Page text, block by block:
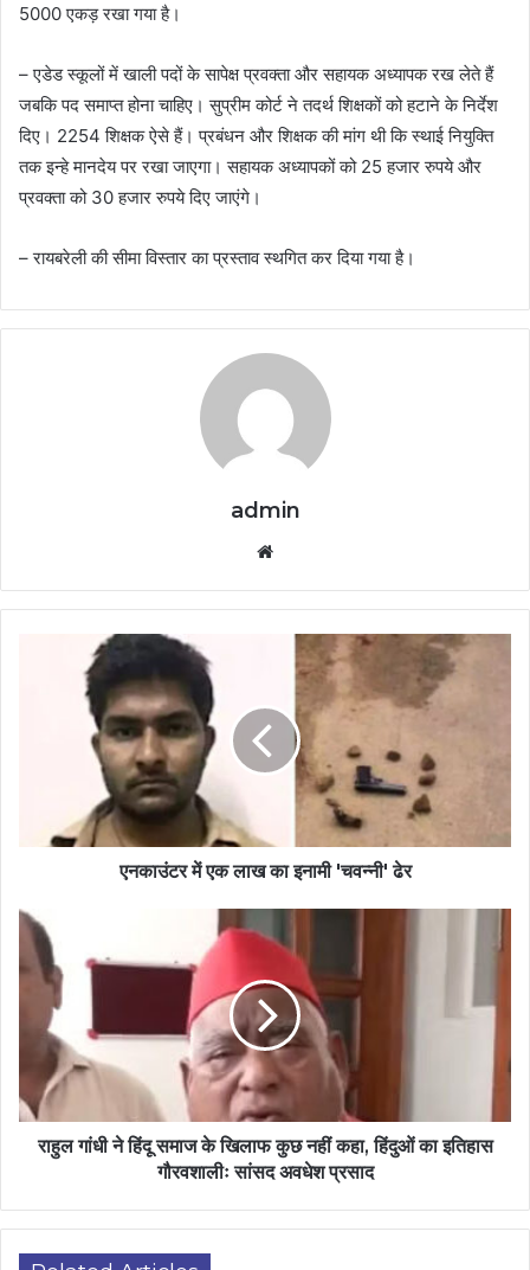
5000 एकड़ रखा गया है।
– एडेड स्कूलों में खाली पदों के सापेक्ष प्रवक्ता और सहायक अध्यापक रख लेते हैं
जबकि पद समाप्त होना चाहिए। सुप्रीम कोर्ट ने तदर्थ शिक्षकों को हटाने के निर्देश
दिए। 2254 शिक्षक ऐसे हैं। प्रबंधन और शिक्षक की मांग थी कि स्थाई नियुक्ति
तक इन्हे मानदेय पर रखा जाएगा। सहायक अध्यापकों को 25 हजार रुपये और
प्रवक्ता को 30 हजार रुपये दिए जाएंगे।
– रायबरेली की सीमा विस्तार का प्रस्ताव स्थगित कर दिया गया है।
admin
एनकाउंटर में एक लाख का इनामी 'चवन्नी' ढेर
राहुल गांधी ने हिंदू समाज के खिलाफ कुछ नहीं कहा, हिंदुओं का इतिहास
गौरवशालीः सांसद अवधेश प्रसाद